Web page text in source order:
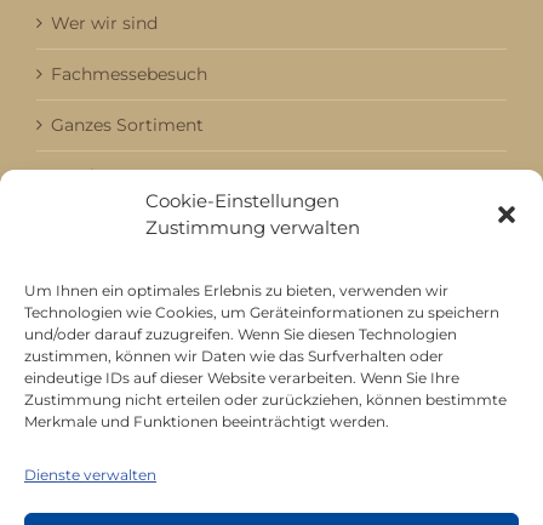
Cookie-Einstellungen
Zustimmung verwalten
Um Ihnen ein optimales Erlebnis zu bieten, verwenden wir
Technologien wie Cookies, um Geräteinformationen zu speichern
und/oder darauf zuzugreifen. Wenn Sie diesen Technologien
zustimmen, können wir Daten wie das Surfverhalten oder
eindeutige IDs auf dieser Website verarbeiten. Wenn Sie Ihre
Zustimmung nicht erteilen oder zurückziehen, können bestimmte
Merkmale und Funktionen beeinträchtigt werden.
Dienste verwalten
Wer wir sind
Fachmessebesuch
Ganzes Sortiment
Kataloge
Aktuell / Saison
Mitgliedschaft bei